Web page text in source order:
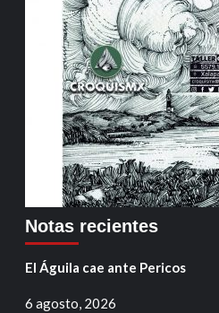
Notas recientes
El Águila cae ante Pericos
6 agosto, 2026